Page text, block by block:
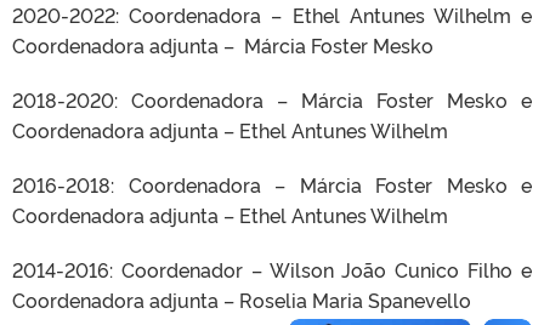
2020-2022: Coordenadora – Ethel Antunes Wilhelm e
Coordenadora adjunta – Márcia Foster Mesko
2018-2020: Coordenadora – Márcia Foster Mesko e
Coordenadora adjunta – Ethel Antunes Wilhelm
2016-2018: Coordenadora – Márcia Foster Mesko e
Coordenadora adjunta – Ethel Antunes Wilhelm
2014-2016: Coordenador – Wilson João Cunico Filho e
Coordenadora adjunta – Roselia Maria Spanevello